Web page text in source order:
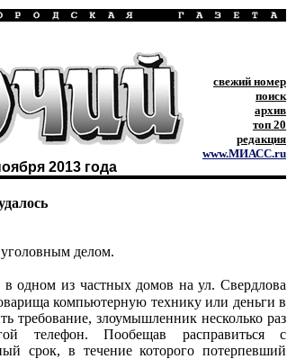
свежий номер
поиск
архив
топ 20
редакция
www.МИАСС.ru
2013 года
делом.
в одном из частных домов на ул. Свердлова
компьютерную технику или деньги в
требование, злоумышленник несколько раз
телефон. Пообещав расправиться с
срок, в течение которого потерпевший